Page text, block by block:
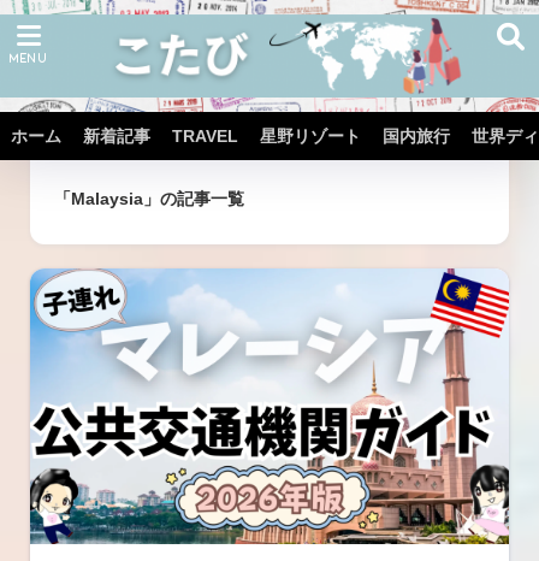
ホーム 新着記事 TRAVEL 星野リゾート 国内旅行 世界デ
ホーム タグ
「Malaysia」の記事一覧